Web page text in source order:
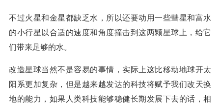
不过火星和金星都缺乏水，所以还要动用一些彗星和富水
的小行星以合适的速度和角度撞击到这两颗星球上，给它
们带来足够的水。
改造星球当然不是容易的事情，实际上这比移动地球开太
阳系更加复杂，但是越来越发达的科技将赋予我们改天换
地的能力，如果人类科技能够稳健长期发展下去的话，相